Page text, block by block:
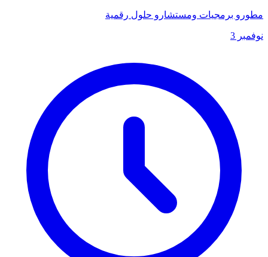
مطورو برمجيات ومستشارو حلول رقمية
نوفمبر 3